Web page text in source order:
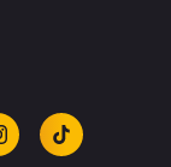
tiktok